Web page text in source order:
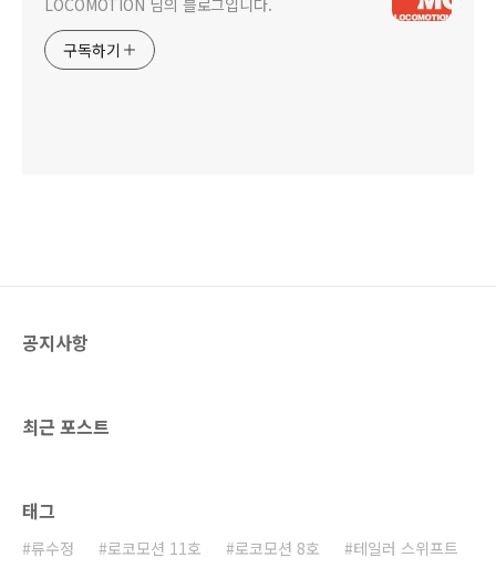
LOCOMOTION 님의 블로그입니다.
구독하기
공지사항
최근 포스트
태그
류수정 로코모션 11호 로코모션 8호
테일러 스위프트